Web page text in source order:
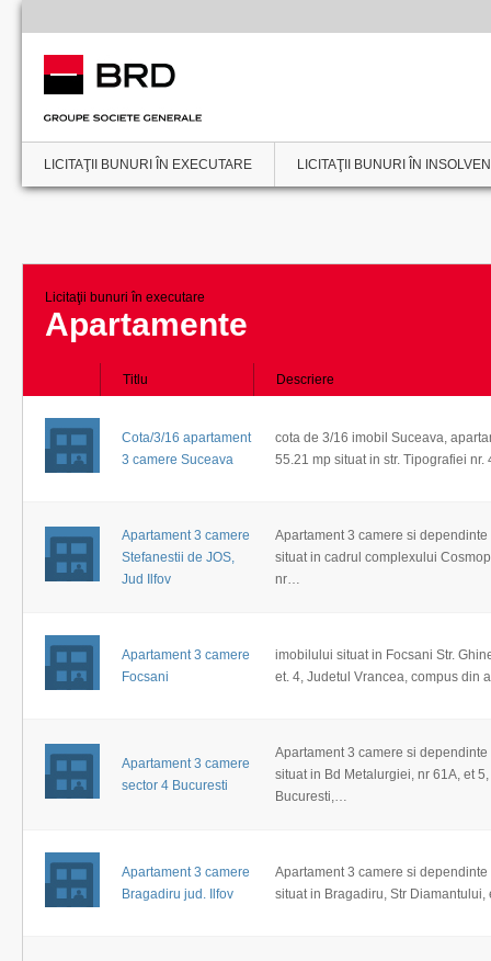
LICITAŢII BUNURI ÎN EXECUTARE LICITAŢII BUNURI ÎN
Licitaţii bunuri în executare
Apartamente
Titlu Descriere
Cota/3/16 apartament
3 camere Suceava
cota de 3/16 imobil Suceava,
55.21 mp situat in str. Tipografiei nr.
Apartament 3 camere
Stefanestii de JOS,
Jud Ilfov
Apartament 3 camere si
situat in cadrul complexului
nr…
Apartament 3 camere
Focsani
imobilului situat in Focsani Str.
et. 4, Judetul Vrancea, compus din
Apartament 3 camere
sector 4 Bucuresti
Apartament 3 camere si dependinte
situat in Bd Metalurgiei, nr 61A, et
Bucuresti,…
Apartament 3 camere
Bragadiru jud. Ilfov
Apartament 3 camere si
situat in Bragadiru, Str